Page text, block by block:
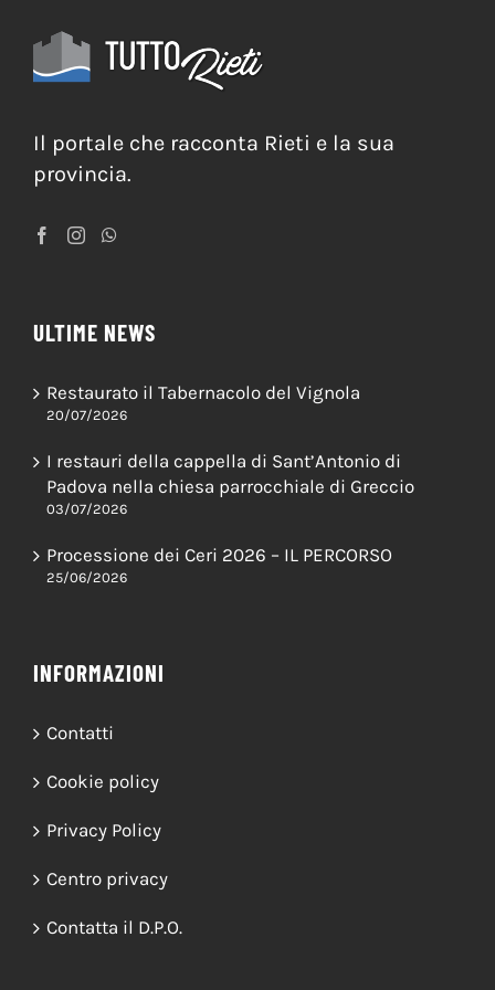
Il portale che racconta Rieti e la sua
provincia.
ULTIME NEWS
20/07/2026
I restauri della cappella di Sant’Antonio di
03/07/2026
INFORMAZIONI
Contatti
Cookie policy
Privacy Policy
Centro privacy